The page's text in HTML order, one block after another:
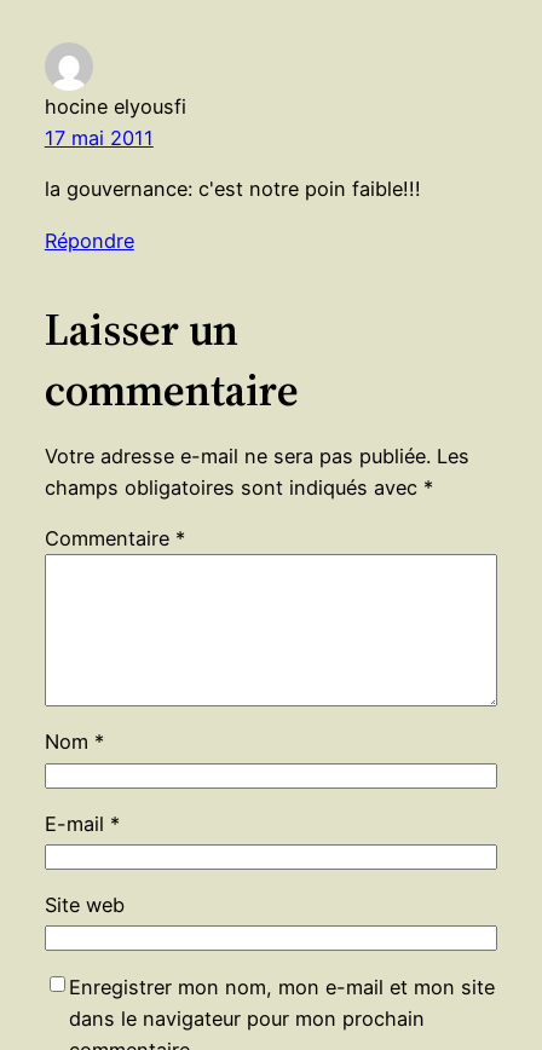
hocine elyousfi
17 mai 2011
la gouvernance: c'est notre poin faible!!!
Répondre
Laisser un
commentaire
Votre adresse e-mail ne sera pas publiée. Les
champs obligatoires sont indiqués avec *
Commentaire *
Nom *
E-mail *
Site web
Enregistrer mon nom, mon e-mail et mon site
dans le navigateur pour mon prochain